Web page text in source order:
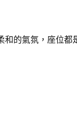
的氣氛，座位都